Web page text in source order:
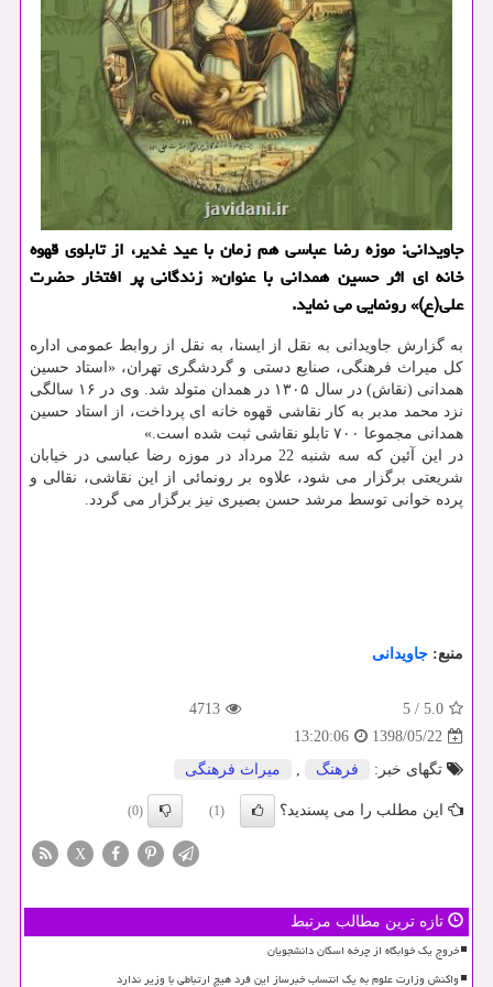
جاویدانی: موزه رضا عباسی هم زمان با عید غدیر، از تابلوی قهوه
خانه ای اثر حسین همدانی با عنوان« زندگانی پر افتخار حضرت
علی(ع)» رونمایی می نماید.
به گزارش جاویدانی به نقل از ایسنا، به نقل از روابط عمومی اداره
كل میراث فرهنگی، صنایع دستی و گردشگری تهران، «استاد حسین
همدانی (نقاش) در سال ۱۳۰۵ در همدان متولد شد. وی در ۱۶ سالگی
نزد محمد مدبر به كار نقاشی قهوه خانه ای پرداخت، از استاد حسین
همدانی مجموعا ۷۰۰ تابلو نقاشی ثبت شده است.»
در این آئین كه سه شنبه 22 مرداد در موزه رضا عباسی در خیابان
شریعتی برگزار می شود، علاوه بر رونمائی از این نقاشی، نقالی و
پرده خوانی توسط مرشد حسن بصیری نیز برگزار می گردد.
منبع: جاویدانی
5.0
/
5
4713
1398/05/22
13:20:06
تگهای خبر:
فرهنگ , میراث فرهنگی
این مطلب را می پسندید؟ (1)
(0)
X
تازه ترین مطالب مرتبط
خروج یک خوابگاه از چرخه اسکان دانشجویان
واکنش وزارت علوم به یک انتساب خبرساز این فرد هیچ ارتباطی با وزیر ندارد